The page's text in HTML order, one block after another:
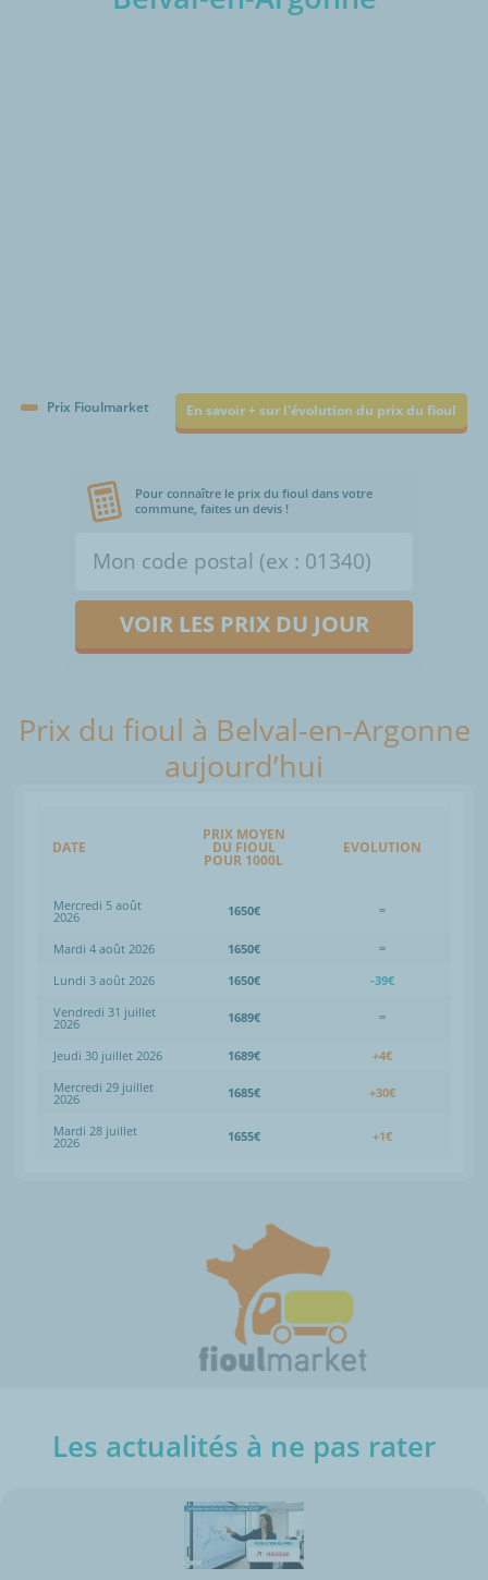
Prix Fioulmarket En savoir + sur l'évolution du prix du fioul
Pour connaître le prix du fioul dans votre
commune, faites un devis !
VOIR LES PRIX DU JOUR
Prix du fioul à Belval-en-Argonne
aujourd’hui
DATE
PRIX MOYEN
DU FIOUL
POUR 1000L
EVOLUTION
Mercredi 5 août
2026 1650€ =
Mardi 4 août 2026 1650€
=
Lundi 3 août 2026
1650€
-39€
Vendredi 31 juillet
2026 1689€ =
Jeudi 30 juillet 2026 1689€
+4€
Mercredi 29 juillet
2026 1685€ +30€
Mardi 28 juillet
2026 1655€ +1€
Les actualités à ne pas rater